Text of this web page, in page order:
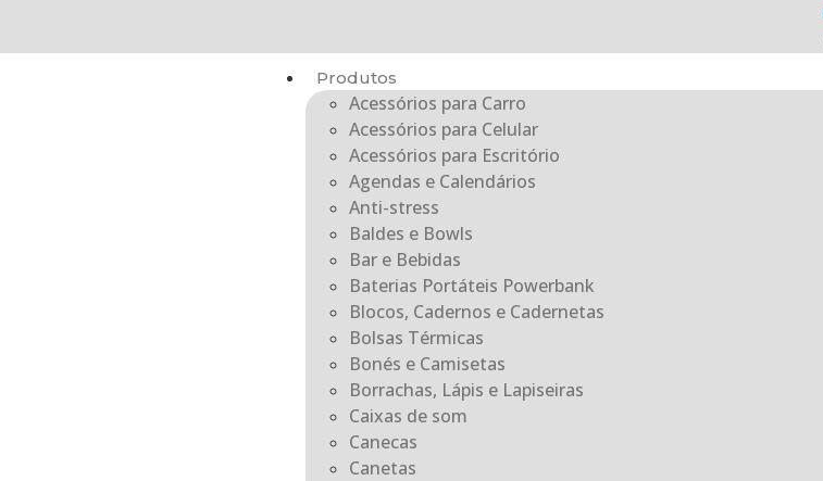
Produtos
Acessórios para Carro
Acessórios para Celular
Acessórios para Escritório
Agendas e Calendários
Anti-stress
Baldes e Bowls
Bar e Bebidas
Baterias Portáteis Powerbank
Blocos, Cadernos e Cadernetas
Bolsas Térmicas
Bonés e Camisetas
Borrachas, Lápis e Lapiseiras
Caixas de som
Canecas
Canetas